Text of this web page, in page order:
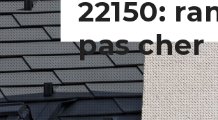
22150:
pas cher